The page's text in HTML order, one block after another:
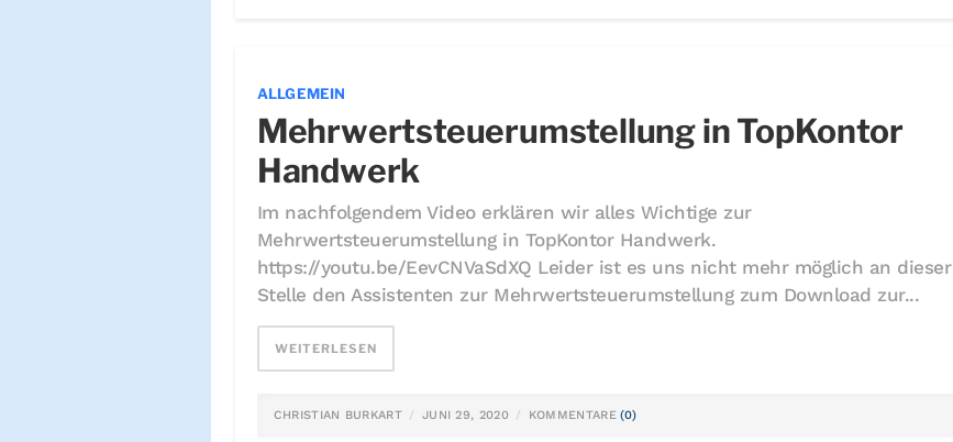
ALLGEMEIN
Mehrwertsteuerumstellung in TopKontor
Handwerk
Im nachfolgendem Video erklären wir alles Wichtige zur
Mehrwertsteuerumstellung in TopKontor Handwerk.
https://youtu.be/EevCNVaSdXQ Leider ist es uns nicht mehr möglich an dieser
Stelle den Assistenten zur Mehrwertsteuerumstellung zum Download zur...
WEITERLESEN
CHRISTIAN BURKART JUNI 29, 2020 KOMMENTARE (0)